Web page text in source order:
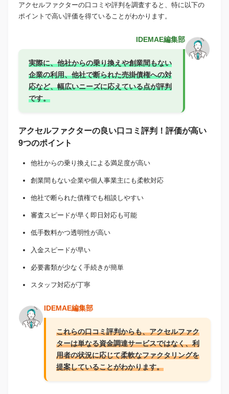
アクセルファクターの口コミや評判を調査すると、特に以下の
ポイントで高い評価を得ていることがわかります。
IDEMAE編集部
実際に、他社からの乗り換えや創業間もない
企業の利用、他社で断られた売掛債権への対
応など、幅広いニーズに応えている点が評判
です。
アクセルファクターの良い口コミ評判！評価が高い
9つのポイント
他社からの乗り換えによる満足度が高い
創業間もない企業や個人事業主にも柔軟対応
他社で断られた債権でも相談しやすい
審査スピードが早く即日対応も可能
低手数料かつ透明性が高い
入金スピードが早い
必要書類が少なく手続きが簡単
スタッフ対応が丁寧
IDEMAE編集部
これらの口コミ評判からも、アクセルファク
ターは単なる資金調達サービスではなく、利
用者の状況に応じて柔軟なファクタリングを
提案していることがわかります。